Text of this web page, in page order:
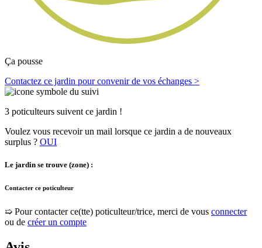
Ça pousse
Contactez ce jardin pour convenir de vos échanges >
3 poticulteurs suivent ce jardin !
Voulez vous recevoir un mail lorsque ce jardin a de nouveaux
surplus ? OUI
Le jardin se trouve (zone) :
Contacter ce poticulteur
➯ Pour contacter ce(tte) poticulteur/trice, merci de vous connecter
ou de créer un compte